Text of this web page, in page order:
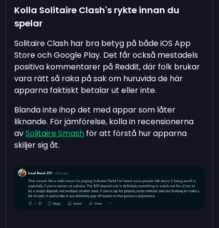
Kolla Solitaire Clash's rykte innan du
spelar
Solitaire Clash har bra betyg på både iOS App
Store och Google Play. Det får också mestadels
positiva kommentarer på Reddit, där folk brukar
vara rätt så raka på sak om huruvida de här
apparna faktiskt betalar ut eller inte.
Blanda inte ihop det med appar som låter
liknande. För jämförelse, kolla in recensionerna
avSolitaire Smash för att förstå hur apparna
skiljer sig åt.